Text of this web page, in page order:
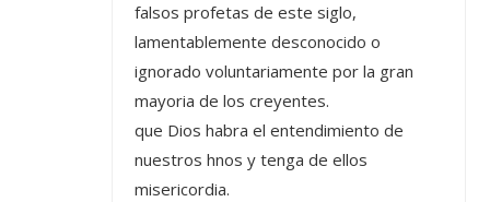
falsos profetas de este siglo,
lamentablemente desconocido o
ignorado voluntariamente por la gran
mayoria de los creyentes.
que Dios habra el entendimiento de
nuestros hnos y tenga de ellos
misericordia.